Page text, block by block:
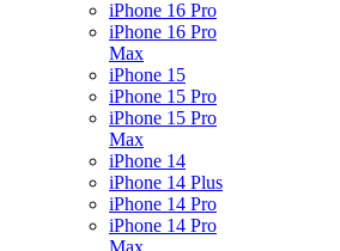
iPhone 16 Pro
iPhone 16 Pro
Max
iPhone 15
iPhone 15 Pro
iPhone 15 Pro
Max
iPhone 14
iPhone 14 Plus
iPhone 14 Pro
iPhone 14 Pro
Max